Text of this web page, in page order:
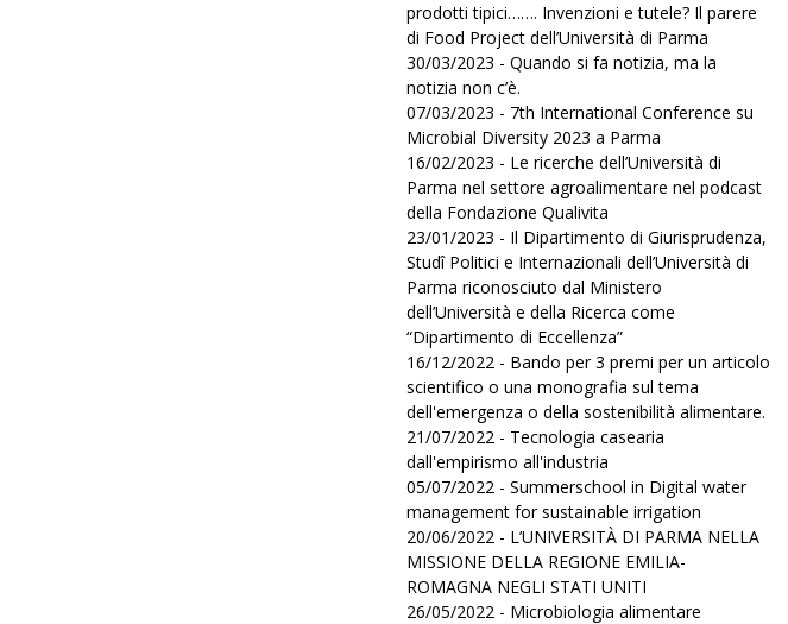
prodotti tipici……. Invenzioni e tutele? Il parere
di Food Project dell’Università di Parma
30/03/2023 - Quando si fa notizia, ma la
notizia non c’è.
07/03/2023 - 7th International Conference su
Microbial Diversity 2023 a Parma
16/02/2023 - Le ricerche dell’Università di
Parma nel settore agroalimentare nel podcast
della Fondazione Qualivita
23/01/2023 - Il Dipartimento di Giurisprudenza,
Studî Politici e Internazionali dell’Università di
Parma riconosciuto dal Ministero
dell’Università e della Ricerca come
“Dipartimento di Eccellenza”
16/12/2022 - Bando per 3 premi per un articolo
scientifico o una monografia sul tema
dell'emergenza o della sostenibilità alimentare.
21/07/2022 - Tecnologia casearia
dall'empirismo all'industria
05/07/2022 - Summerschool in Digital water
management for sustainable irrigation
20/06/2022 - L’UNIVERSITÀ DI PARMA NELLA
MISSIONE DELLA REGIONE EMILIA-
ROMAGNA NEGLI STATI UNITI
26/05/2022 - Microbiologia alimentare